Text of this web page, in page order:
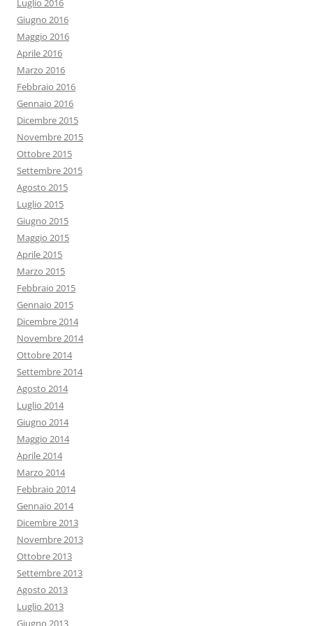
Luglio 2016
Giugno 2016
Maggio 2016
Aprile 2016
Marzo 2016
Febbraio 2016
Gennaio 2016
Dicembre 2015
Novembre 2015
Ottobre 2015
Settembre 2015
Agosto 2015
Luglio 2015
Giugno 2015
Maggio 2015
Aprile 2015
Marzo 2015
Febbraio 2015
Gennaio 2015
Dicembre 2014
Novembre 2014
Ottobre 2014
Settembre 2014
Agosto 2014
Luglio 2014
Giugno 2014
Maggio 2014
Aprile 2014
Marzo 2014
Febbraio 2014
Gennaio 2014
Dicembre 2013
Novembre 2013
Ottobre 2013
Settembre 2013
Agosto 2013
Luglio 2013